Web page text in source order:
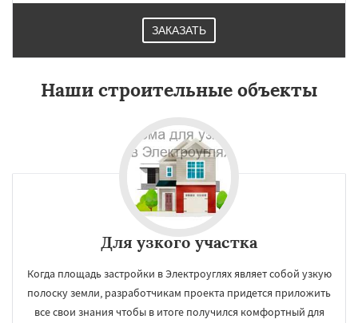
ЗАКАЗАТЬ
Наши строительные объекты
Для узкого участка
Когда площадь застройки в Электроуглях являет собой узкую
полоску земли, разработчикам проекта придется приложить
все свои знания чтобы в итоге получился комфортный для